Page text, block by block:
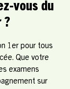
vous du
?
1er pour tous
Que votre
examens
sur